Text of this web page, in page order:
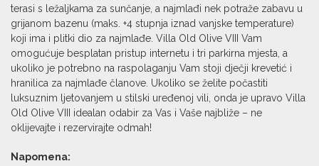
terasi s ležaljkama za sunčanje, a najmlađi nek potraže zabavu u
grijanom bazenu (maks. +4 stupnja iznad vanjske temperature)
koji ima i plitki dio za najmlađe. Villa Old Olive VIII Vam
omogućuje besplatan pristup internetu i tri parkirna mjesta, a
ukoliko je potrebno na raspolaganju Vam stoji dječji krevetić i
hranilica za najmlađe članove. Ukoliko se želite počastiti
luksuznim ljetovanjem u stilski uređenoj vili, onda je upravo Villa
Old Olive VIII idealan odabir za Vas i Vaše najbliže – ne
oklijevajte i rezervirajte odmah!
Napomena: